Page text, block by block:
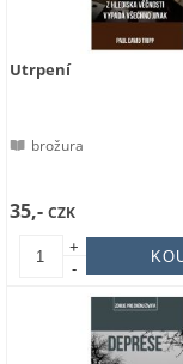
Utrpení
brožura
+
-
35,-CZK